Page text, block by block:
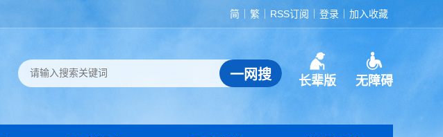
简 繁 RSS订阅 登录 加入收藏
长辈版 无障碍